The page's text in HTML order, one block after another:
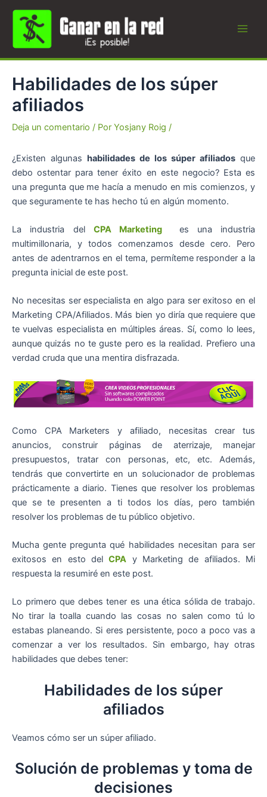
contenido
Habilidades de los súper
afiliados
Deja un comentario / Por Yosjany Roig /
¿Existen algunas habilidades de los súper afiliados que
debo ostentar para tener éxito en este negocio? Esta es
una pregunta que me hacía a menudo en mis comienzos, y
que seguramente te has hecho tú en algún momento.
La industria del CPA Marketing es una industria
multimillonaria, y todos comenzamos desde cero. Pero
antes de adentrarnos en el tema, permíteme responder a la
pregunta inicial de este post.
No necesitas ser especialista en algo para ser exitoso en el
Marketing CPA/Afiliados. Más bien yo diría que requiere que
te vuelvas especialista en múltiples áreas. Sí, como lo lees,
aunque quizás no te guste pero es la realidad. Prefiero una
verdad cruda que una mentira disfrazada.
Como CPA Marketers y afiliado, necesitas crear tus
anuncios, construir páginas de aterrizaje, manejar
presupuestos, tratar con personas, etc, etc. Además,
tendrás que convertirte en un solucionador de problemas
prácticamente a diario. Tienes que resolver los problemas
que se te presenten a ti todos los días, pero también
resolver los problemas de tu público objetivo.
Mucha gente pregunta qué habilidades necesitan para ser
exitosos en esto delCPA y Marketing de afiliados. Mi
respuesta la resumiré en este post.
Lo primero que debes tener es una ética sólida de trabajo.
No tirar la toalla cuando las cosas no salen como tú lo
estabas planeando. Si eres persistente, poco a poco vas a
comenzar a ver los resultados. Sin embargo, hay otras
habilidades que debes tener:
Habilidades de los súper
afiliados
Veamos cómo ser un súper afiliado.
Solución de problemas y toma de
decisiones